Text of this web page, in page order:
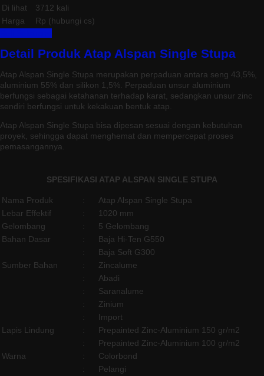
Di lihat
3712 kali
Harga
Rp (hubungi cs)
Detail Produk Atap Alspan Single Stupa
Atap Alspan Single Stupa merupakan perpaduan antara seng 43,5%,
aluminium 55% dan silikon 1,5%. Perpaduan unsur aluminium
berfungsi sebagai ketahanan terhadap karat, sedangkan unsur zinc
sendiri berfungsi untuk kekakuan bentuk atap.
Atap Alspan Single Stupa bisa dipesan sesuai dengan kebutuhan
proyek, sehingga dapat menghemat dan mempercepat proses
pemasangannya.
SPESIFIKASI ATAP ALSPAN SINGLE STUPA
Nama Produk :
Atap Alspan Single Stupa
Lebar Effektif
:
1020 mm
Gelombang
:
5 Gelombang
Bahan Dasar
:
Baja Hi-Ten G550
:
Baja Soft G300
Sumber Bahan
:
Zincalume
:
Abadi
:
Saranalume
:
Zinium
:
Import
Lapis Lindung
:
Prepainted Zinc-Aluminium 150 gr/m2
:
Prepainted Zinc-Aluminium 100 gr/m2
Warna
:
Colorbond
:
Pelangi